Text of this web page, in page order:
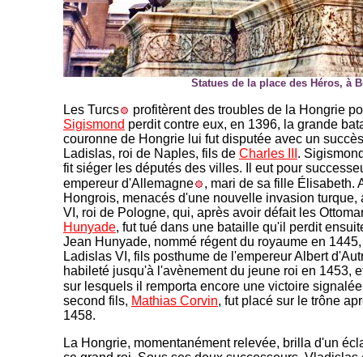
Statues de la place des Héros, à
Les Turcs
profitèrent des troubles de la Hongrie
Sigismond perdit contre eux, en 1396, la grande
couronne de Hongrie lui fut disputée avec un
Ladislas, roi de Naples, fils de Charles III .
fit siéger les députés des villes. Il eut pour
empereur d'Allemagne
, mari de sa fille Élisabeth.
Hongrois, menacés d'une nouvelle invasion
VI, roi de Pologne, qui, après avoir défait les
Hunyade, fut tué dans une bataille qu'il perdit
Jean Hunyade, nommé régent du royaume en
Ladislas VI, fils posthume de l'empereur Albert
habileté jusqu'à l'avènement du jeune roi en 1453,
sur lesquels il remporta encore une victoire
second fils, Mathias Corvin, fut placé sur le trône
1458.
La Hongrie, momentanément relevée, brilla d'un